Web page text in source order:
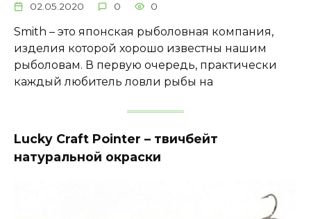
02.05.2020 0 0
Smith – это японская рыболовная компания,
изделия которой хорошо известны нашим
рыболовам. В первую очередь, практически
каждый любитель ловли рыбы на
Lucky Craft Pointer – твичбейт
натуральной окраски